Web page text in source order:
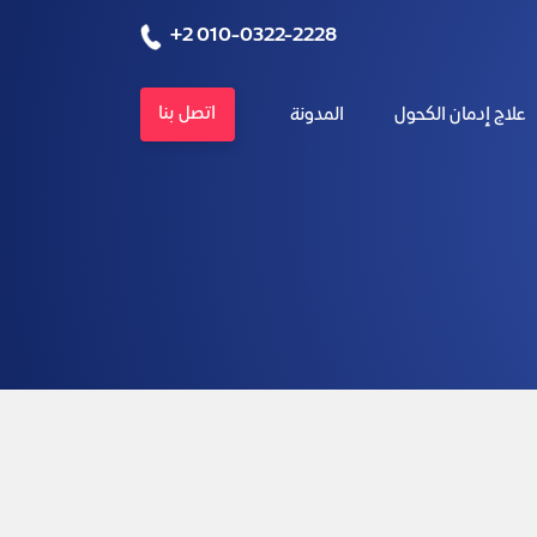
+2 010-0322-2228
علاج إدمان الكحول المدونة اتصل بنا